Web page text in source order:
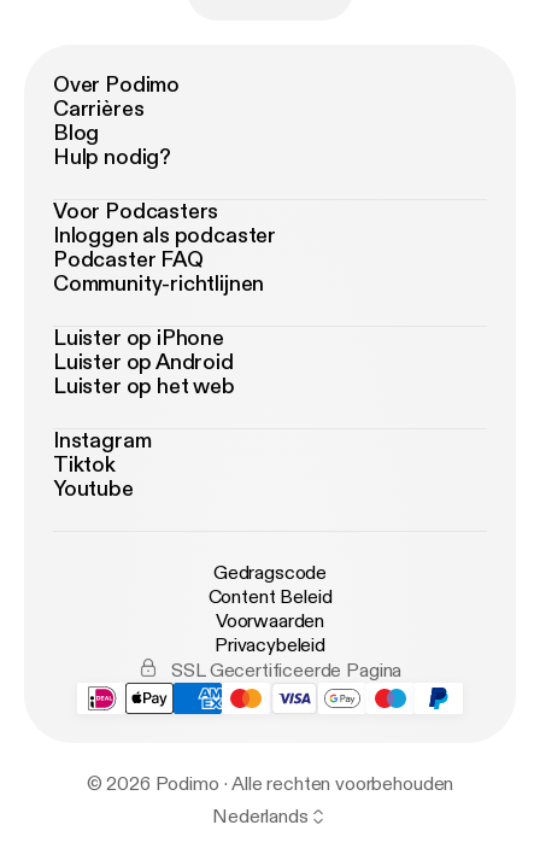
Over Podimo
Carrières
Blog
Hulp nodig?
Voor Podcasters
Inloggen als podcaster
Podcaster FAQ
Community-richtlijnen
Luister op iPhone
Luister op Android
Luister op het web
Instagram
Tiktok
Youtube
Gedragscode
Content Beleid
Voorwaarden
Privacybeleid
SSL Gecertificeerde Pagina
© 2026 Podimo · Alle rechten voorbehouden
Nederlands